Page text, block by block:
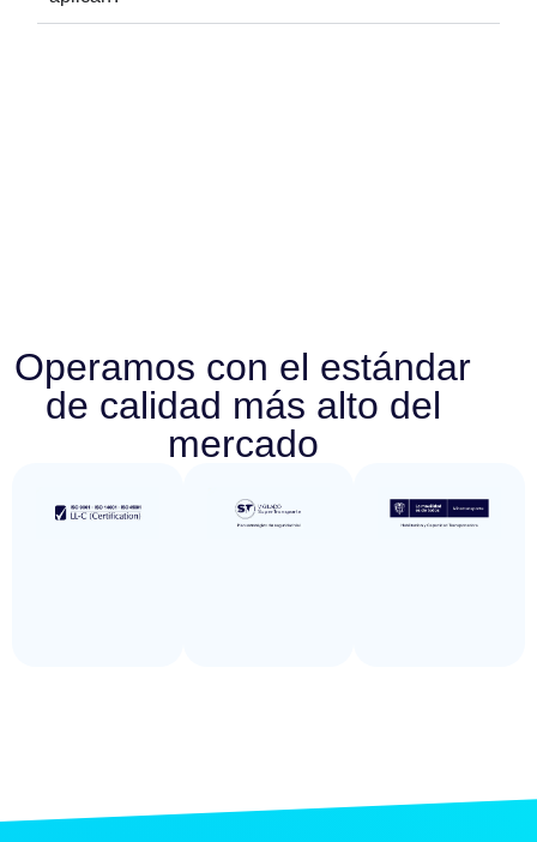
Operamos con el estándar
de calidad más alto del
mercado